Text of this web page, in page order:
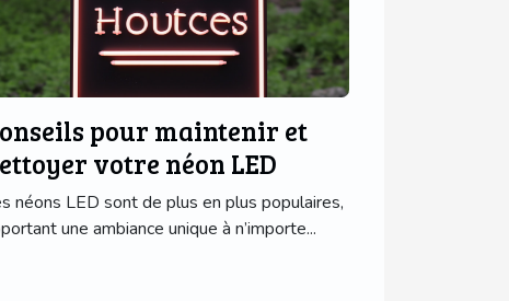
pour maintenir et
votre néon LED
néons LED sont de plus en plus populaires,
une ambiance unique à n’importe...